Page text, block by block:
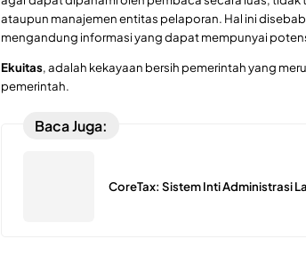
ataupun manajemen entitas pelaporan. Hal ini
mengandung informasi yang dapat mempunyai
Ekuitas, adalah kekayaan bersih pemerintah yang
pemerintah.
Baca Juga:
CoreTax: Sistem Inti Administrasi